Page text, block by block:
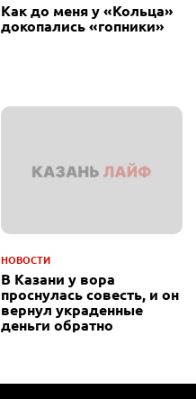
Как до меня у «Кольца»
докопались «гопники»
НОВОСТИ
В Казани у вора
проснулась совесть, и он
вернул украденные
деньги обратно